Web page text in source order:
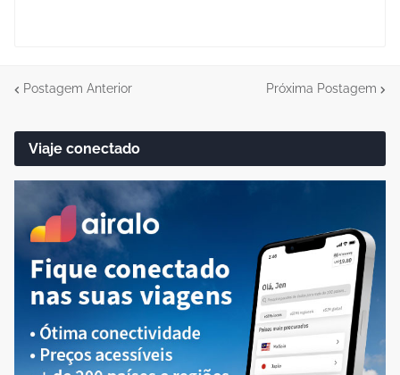
Postagem Anterior Próxima Postagem
Viaje conectado